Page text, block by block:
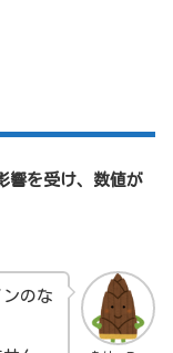
響を受け、数値が
のな